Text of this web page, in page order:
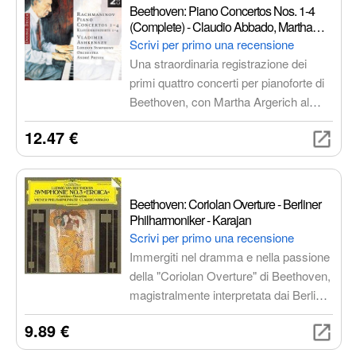
Beethoven: Piano Concertos Nos. 1-4
(Complete) - Claudio Abbado, Martha
Argerich
Scrivi per primo una recensione
Una straordinaria registrazione dei
primi quattro concerti per pianoforte di
Beethoven, con Martha Argerich al
pianoforte e Claudio Abbado alla
acclamata dalla critica, che esalta la
opere giovanili.
12.47 €
Beethoven: Coriolan Overture - Berliner
Philharmoniker - Karajan
Scrivi per primo una recensione
Immergiti nel dramma e nella passione
della "Coriolan Overture" di Beethoven,
magistralmente interpretata dai Berliner
Philharmoniker diretti da Herbert von
Karajan. Una registrazione imperdibile
per gli amanti della musica classica,
9.89 €